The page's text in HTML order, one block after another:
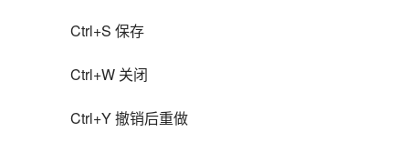
Ctrl+S 保存
Ctrl+W 关闭
Ctrl+Y 撤销后重做